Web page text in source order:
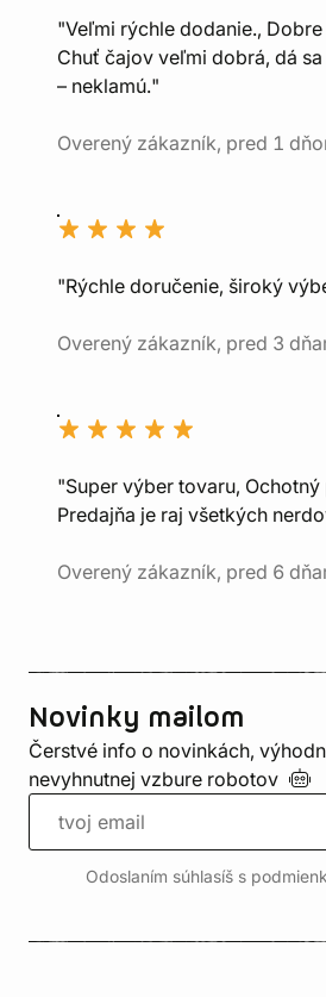
"Veľmi rýchle dodanie.,
Chuť čajov veľmi dobrá, dá
– neklamú."
Overený zákazník, pred 1
"Rýchle doručenie, široký
Overený zákazník, pred 3
"Super výber tovaru, Ochotný
Predajňa je raj všetkých
Overený zákazník, pred 6
Novinky mailom
Čerstvé info o novinkách,
nevyhnutnej vzbure robotov
Odoslaním súhlasíš s